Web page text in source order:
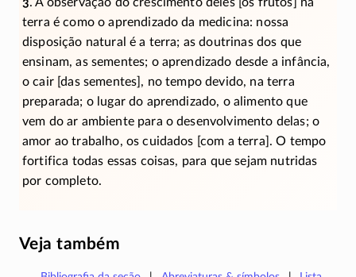
terra é como o aprendizado da medicina: nossa
disposição natural é a terra; as doutrinas dos que
ensinam, as sementes; o aprendizado desde a infância,
o cair [das sementes], no tempo devido, na terra
preparada; o lugar do aprendizado, o alimento que
vem do ar ambiente para o desenvolvimento delas; o
amor ao trabalho, os cuidados [com a terra]. O tempo
fortifica todas essas coisas, para que sejam nutridas
por completo.
Veja também